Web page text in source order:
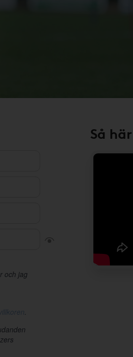
och jag
.
Så